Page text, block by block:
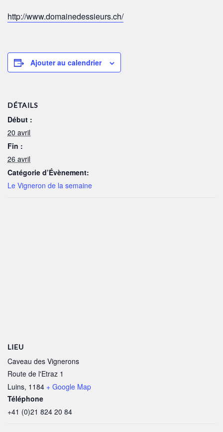
http://www.domainedessieurs.ch/
Ajouter au calendrier
DÉTAILS
Début :
20 avril
Fin :
26 avril
Catégorie d’Évènement:
Le Vigneron de la semaine
LIEU
Caveau des Vignerons
Route de l'Etraz 1
Luins, 1184 + Google Map
Téléphone
+41 (0)21 824 20 84